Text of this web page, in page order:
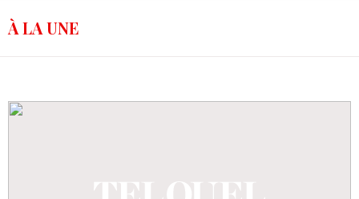
À LA UNE